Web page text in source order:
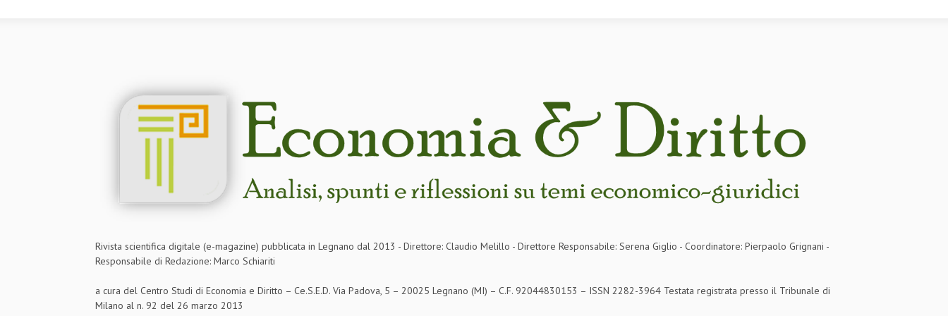
Rivista scientifica digitale (e-magazine) pubblicata in Legnano dal 2013 - Direttore: Claudio Melillo - Direttore Responsabile: Serena Giglio - Coordinatore: Pierpaolo Grignani -
Responsabile di Redazione: Marco Schiariti
a cura del Centro Studi di Economia e Diritto – Ce.S.E.D. Via Padova, 5 – 20025 Legnano (MI) – C.F. 92044830153 – ISSN 2282-3964 Testata registrata presso il Tribunale di
Milano al n. 92 del 26 marzo 2013